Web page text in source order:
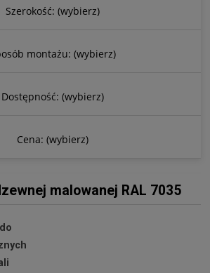
Szerokość: (wybierz)
montażu: (wybierz)
Dostępność: (wybierz)
Cena: (wybierz)
malowanej RAL 7035